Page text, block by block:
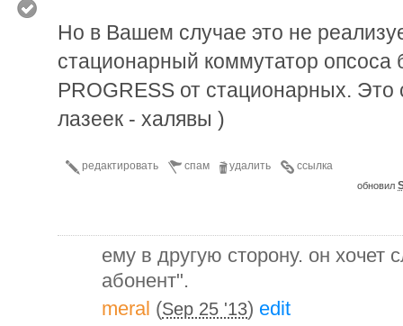
Но в Вашем случае это не
стационарный коммутатор опсоса
PROGRESS от стационарных. Это
лазеек - халявы )
ссылка
удалить
спам
редактировать
обновил
ему в другую сторону. он хочет
абонент".
meral (Sep 25 '13) edit